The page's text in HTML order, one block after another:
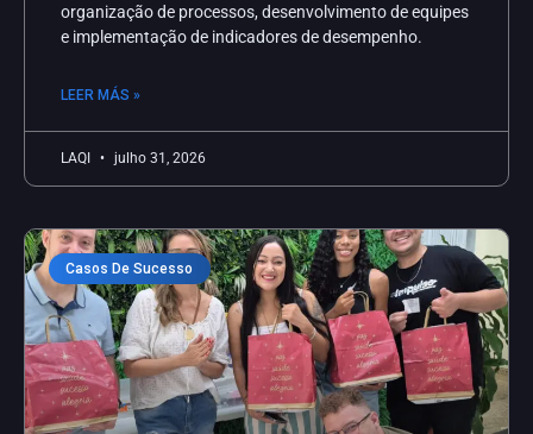
organização de processos, desenvolvimento de equipes
e implementação de indicadores de desempenho.
LEER MÁS »
LAQI julho 31, 2026
Casos De Sucesso